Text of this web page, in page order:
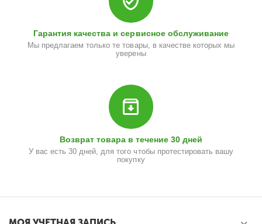
Гарантия качества и сервисное обслуживание
Мы предлагаем только те товары, в качестве которых мы
уверены
Возврат товара в течение 30 дней
У вас есть 30 дней, для того чтобы протестировать вашу
покупку